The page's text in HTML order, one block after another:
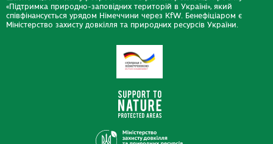
«Підтримка природно-заповідних територій в Україні», який
співфінансується урядом Німеччини через KfW. Бенефіціаром є
Міністерство захисту довкілля та природних ресурсів України.